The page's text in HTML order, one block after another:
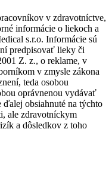
dialyzačnú starostlivosť
Slovensku. Viac
stredísk.
B. Braun. Vyhľadajte náš
Slovensku.​
v zdravotníctve,
informácie o liekoch a
s.r.o. Informácie sú
predpisovať lieky či
Z. z., o reklame, v
v zmysle zákona
teda osobou
oprávnenou vydávať
obsiahnuté na týchto
ale zdravotníckym
a dôsledkov z toho